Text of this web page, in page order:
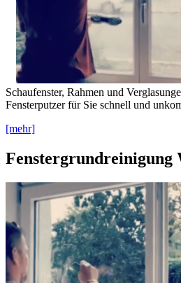
Schaufenster, Rahmen und
Fensterputzer für Sie schnell und
[mehr]
Fenstergrundreinigung